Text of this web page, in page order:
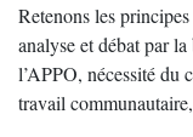
Retenons les
analyse et débat par
l’APPO, nécessité du
travail